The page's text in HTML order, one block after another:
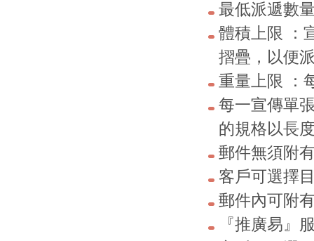
最低派遞數
體積上限 ：
摺疊，以便
重量上限 ：
每一宣傳單
的規格以長
郵件無須附
客戶可選擇
郵件內可附
『推廣易』